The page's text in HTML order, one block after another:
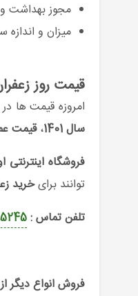
مجوز بهداشت
میزان و
قیمت روز
امروزه قیمت ها
سال 1401
،قیمت
فروشگاه اینترنتی
توانند برایخرید
تلفن تماس :
فروش انواع دیگر